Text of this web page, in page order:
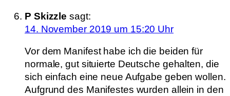
P Skizzle sagt:
14. November 2019 um 15:20 Uhr
Vor dem Manifest habe ich die beiden für
normale, gut situierte Deutsche gehalten, die
sich einfach eine neue Aufgabe geben wollen.
Aufgrund des Manifestes wurden allein in den